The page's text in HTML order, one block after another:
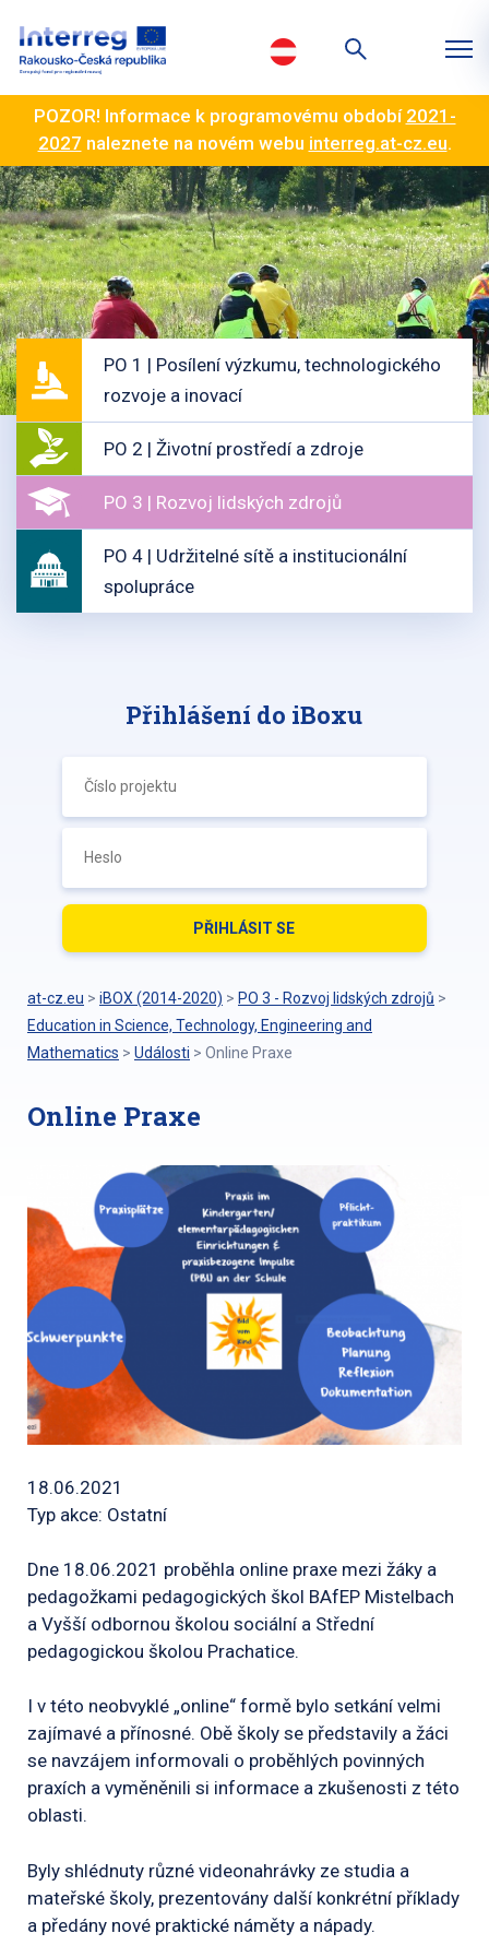
POZOR! Informace k programovému období 2021-
2027 naleznete na novém webu interreg.at-cz.eu.
PO 1 | Posílení výzkumu, technologického
rozvoje a inovací
PO 2 | Životní prostředí a zdroje
PO 3 | Rozvoj lidských zdrojů
PO 4 | Udržitelné sítě a institucionální
spolupráce
Přihlášení do iBoxu
at-cz.eu > iBOX (2014-2020) > PO 3 - Rozvoj lidských zdrojů >
Education in Science, Technology, Engineering and
Mathematics > Události > Online Praxe
Online Praxe
18.06.2021
Typ akce: Ostatní
Dne 18.06.2021 proběhla online praxe mezi žáky a
pedagožkami pedagogických škol BAfEP Mistelbach
a Vyšší odbornou školou sociální a Střední
pedagogickou školou Prachatice.
I v této neobvyklé „online“ formě bylo setkání velmi
zajímavé a přínosné. Obě školy se představily a žáci
se navzájem informovali o proběhlých povinných
praxích a vyměněnili si informace a zkušenosti z této
oblasti.
Byly shlédnuty různé videonahrávky ze studia a
mateřské školy, prezentovány další konkrétní příklady
a předány nové praktické náměty a nápady.